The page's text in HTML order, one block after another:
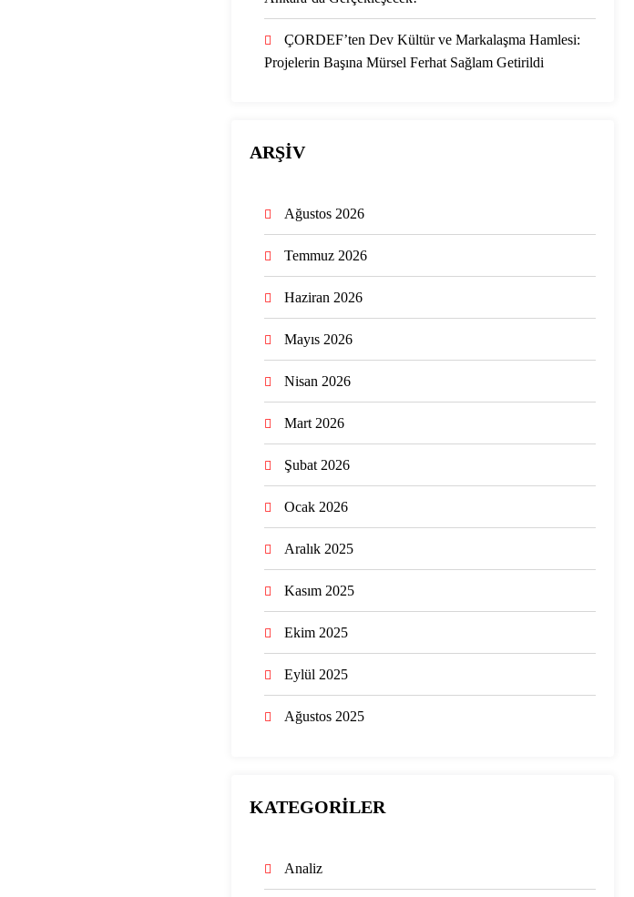
ÇORDEF’ten Dev Kültür ve Markalaşma Hamlesi:
Projelerin Başına Mürsel Ferhat Sağlam Getirildi
ARŞİV
Ağustos 2026
Temmuz 2026
Haziran 2026
Mayıs 2026
Nisan 2026
Mart 2026
Şubat 2026
Ocak 2026
Aralık 2025
Kasım 2025
Ekim 2025
Eylül 2025
Ağustos 2025
KATEGORİLER
Analiz